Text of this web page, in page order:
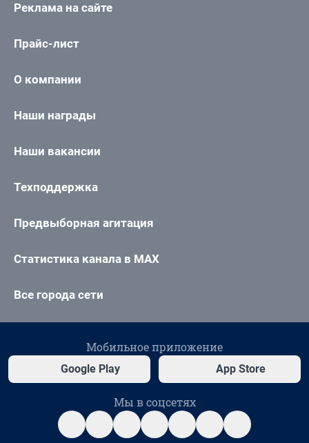
Реклама на сайте
Прайс-лист
О компании
Наши награды
Наши вакансии
Техподдержка
Предвыборная агитация
Статистика канала в MAX
Все города сети
Мобильное приложение
Google Play App Store
Мы в соцсетях